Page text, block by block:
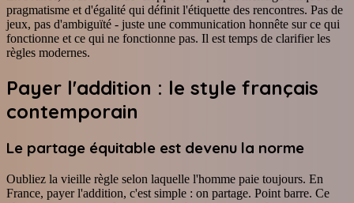
pragmatisme et d'égalité qui définit l'étiquette des rencontres. Pas de
jeux, pas d'ambiguïté - juste une communication honnête sur ce qui
fonctionne et ce qui ne fonctionne pas. Il est temps de clarifier les
règles modernes.
Payer l'addition : le style français
contemporain
Le partage équitable est devenu la norme
Oubliez la vieille règle selon laquelle l'homme paie toujours. En
France, payer l'addition, c'est simple : on partage. Point barre. Ce